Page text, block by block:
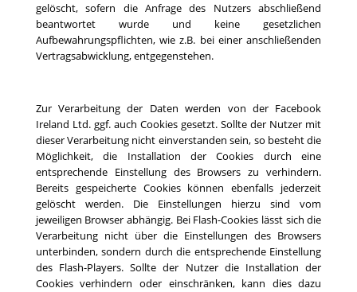
gelöscht, sofern die Anfrage des Nutzers abschließend
beantwortet wurde und keine gesetzlichen
Aufbewahrungspflichten, wie z.B. bei einer anschließenden
Vertragsabwicklung, entgegenstehen.
Zur Verarbeitung der Daten werden von der Facebook
Ireland Ltd. ggf. auch Cookies gesetzt. Sollte der Nutzer mit
dieser Verarbeitung nicht einverstanden sein, so besteht die
Möglichkeit, die Installation der Cookies durch eine
entsprechende Einstellung des Browsers zu verhindern.
Bereits gespeicherte Cookies können ebenfalls jederzeit
gelöscht werden. Die Einstellungen hierzu sind vom
jeweiligen Browser abhängig. Bei Flash-Cookies lässt sich die
Verarbeitung nicht über die Einstellungen des Browsers
unterbinden, sondern durch die entsprechende Einstellung
des Flash-Players. Sollte der Nutzer die Installation der
Cookies verhindern oder einschränken, kann dies dazu